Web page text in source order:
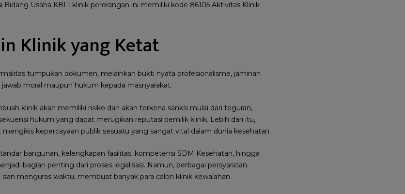
Bidang Usaha KBLI klinik perorangan ini memiliki kode 86105 Aktivitas Klinik
Klinik yang Ketat
tumpukan dokumen, melainkan bukti nyata profesionalisme, jaminan
moral maupun hukum kepada masnyarakat.
klinik akan memiliki risiko dan akan terkena sanksi mulai dari teguran,
hukum yang dapat merugikan reputasi pemilik klinik. Lebih dari itu,
kepercayaan publik sesuatu yang sangat vital dalam dunia kesehatan.
bangunan, kelengkapan fasilitas, kompetensi SDM Kesehatan, hingga
bagian penting dari proses legalisasi. Namun, berbagai persyaratan
menguras waktu, membuat banyak para calon klinik kewalahan.